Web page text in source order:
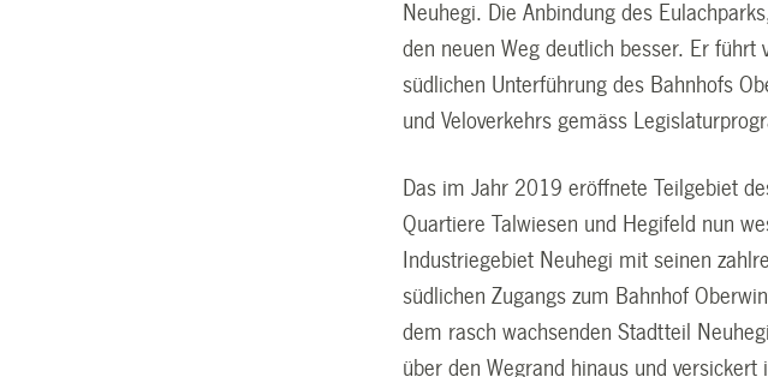
Neuhegi. Die Anbindung des
den neuen Weg deutlich besser. Er
südlichen Unterführung des Bahnhofs
und Veloverkehrs gemäss
Das im Jahr 2019 eröffnete Teilgebiet
Quartiere Talwiesen und Hegifeld nun
Industriegebiet Neuhegi mit seinen
südlichen Zugangs zum Bahnhof
dem rasch wachsenden Stadtteil
über den Wegrand hinaus und